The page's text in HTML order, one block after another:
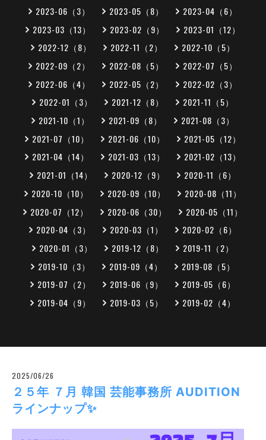
2023-06（3）
2023-05（8）
2023-04（6）
2023-03（13）
2023-02（9）
2023-01（12）
2022-12（8）
2022-11（2）
2022-10（5）
2022-09（2）
2022-08（5）
2022-07（5）
2022-06（4）
2022-05（2）
2022-02（3）
2022-01（3）
2021-12（8）
2021-11（5）
2021-10（1）
2021-09（8）
2021-08（3）
2021-07（10）
2021-06（10）
2021-05（12）
2021-04（14）
2021-03（13）
2021-02（13）
2021-01（14）
2020-12（9）
2020-11（6）
2020-10（10）
2020-09（10）
2020-08（11）
2020-07（12）
2020-06（30）
2020-05（11）
2020-04（3）
2020-03（1）
2020-02（6）
2020-01（3）
2019-12（8）
2019-11（2）
2019-10（3）
2019-09（4）
2019-08（5）
2019-07（2）
2019-06（9）
2019-05（6）
2019-04（9）
2019-03（5） 2019-02（4）
2025/06/26
２５年 ７月 韓国 芸能事務所 AUDITION
ラインナップ✨